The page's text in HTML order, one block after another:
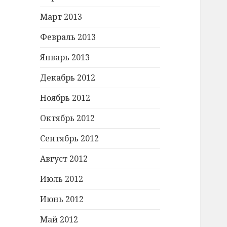
Март 2013
Февраль 2013
Январь 2013
Декабрь 2012
Ноябрь 2012
Октябрь 2012
Сентябрь 2012
Август 2012
Июль 2012
Июнь 2012
Май 2012